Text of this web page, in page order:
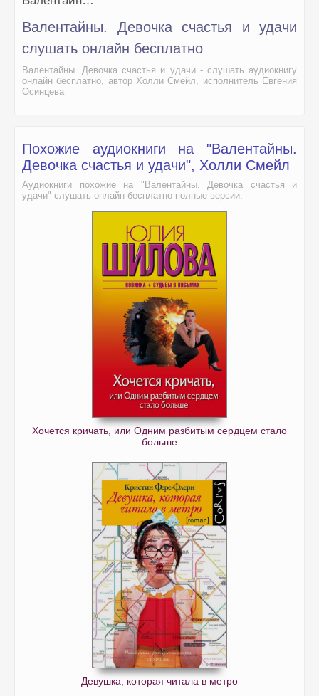
Валентайны. Девочка счастья и удачи
слушать онлайн бесплатно
Валентайны. Девочка счастья и удачи - слушать аудиокнигу
онлайн бесплатно, автор Холли Смейл, исполнитель Евгения
Осинцева
Похожие аудиокниги на "Валентайны.
Девочка счастья и удачи", Холли Смейл
Аудиокниги похожие на "Валентайны. Девочка счастья и
удачи" слушать онлайн бесплатно полные версии.
Хочется кричать, или Одним разбитым сердцем стало
больше
Девушка, которая читала в метро